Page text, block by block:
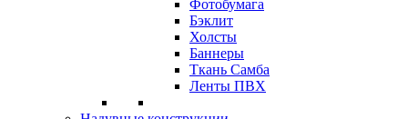
Фотобумага
Бэклит
Холсты
Баннеры
Ткань Самба
Ленты ПВХ